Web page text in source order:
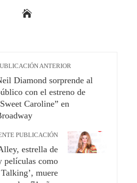
ANTERIOR
Diamond sorprende al
con el estreno de
Caroline” en
PUBLICACIÓN
estrella de
películas como
muere